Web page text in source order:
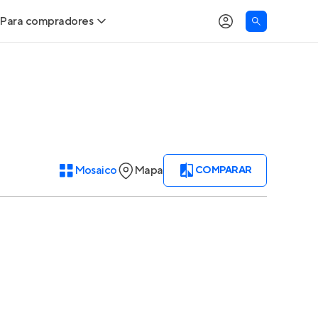
Entrar no Apto
Para compradores
Correção do INCC
Mosaico Mapa COMPARAR